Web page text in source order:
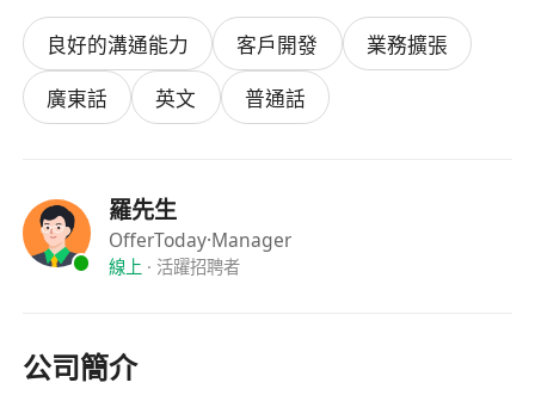
的閉環；
負責客戶數據的跟蹤與分析，定期輸出可視化數
據報告及PPT彙總，為業務調整和客戶服務優化
提供數據支撐；
隊管理及市場開拓工作。
希望你是：
本科及以上學歷，專業不限，具備一定企業客戶
及全球銷售領域有強烈熱情；
粵語、英語、普通話三語流利，具備優秀的口語
良好的溝通能力 客戶開發
業務擴張
廣東話
英文 普通話
羅先生
OfferToday·Manager
線上 · 活躍招聘者
公司簡介